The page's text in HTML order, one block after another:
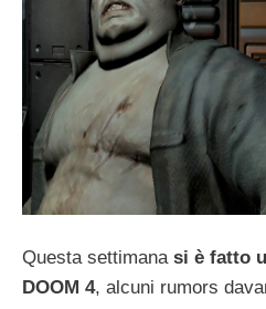
Questa settimana si è fatto
DOOM 4, alcuni rumors